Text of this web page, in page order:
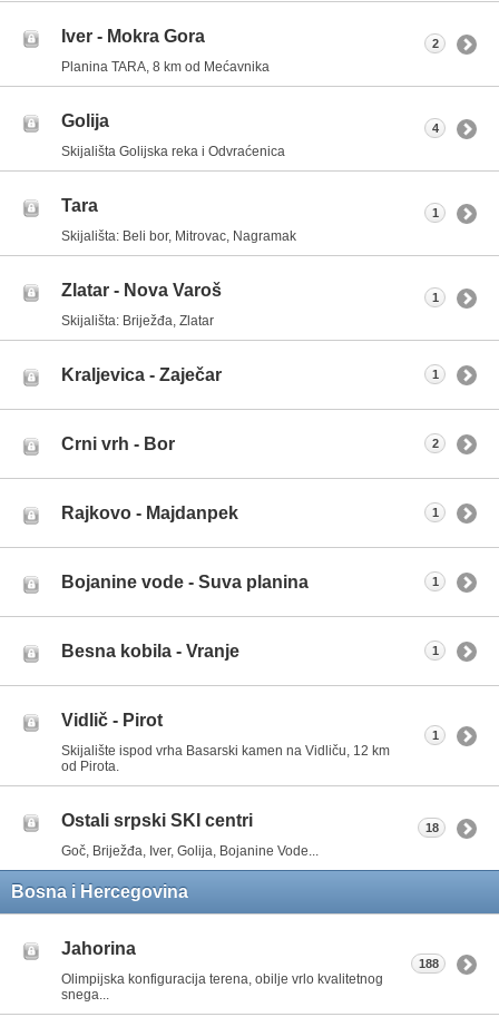
Iver - Mokra Gora
Planina TARA, 8 km od Mećavnika
2
Golija
Skijališta Golijska reka i Odvraćenica
4
Tara
Skijališta: Beli bor, Mitrovac, Nagramak
1
Zlatar - Nova Varoš
Skijališta: Briježđa, Zlatar
1
Kraljevica - Zaječar 1
Crni vrh - Bor 2
Rajkovo - Majdanpek 1
Bojanine vode - Suva planina 1
Besna kobila - Vranje 1
Vidlič - Pirot
Skijalište ispod vrha Basarski kamen na Vidliču, 12 km
od Pirota.
1
Ostali srpski SKI centri
Goč, Briježđa, Iver, Golija, Bojanine Vode...
18
Bosna i Hercegovina
Jahorina
Olimpijska konfiguracija terena, obilje vrlo kvalitetnog
snega...
188